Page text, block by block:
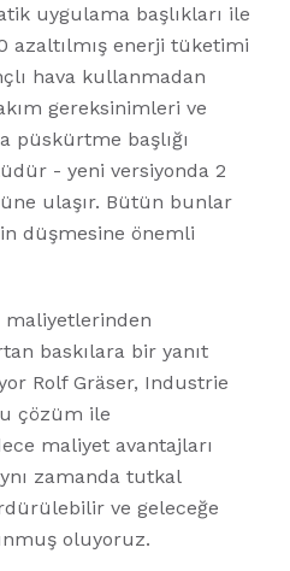
uygulama başlıkları ile
azaltılmış enerji tüketimi
hava kullanmadan
gereksinimleri ve
püskürtme başlığı
- yeni versiyonda 2
ulaşır. Bütün bunlar
düşmesine önemli
maliyetlerinden
baskılara bir yanıt
Rolf Gräser, Industrie
çözüm ile
maliyet avantajları
zamanda tutkal
ve geleceğe
oluyoruz.